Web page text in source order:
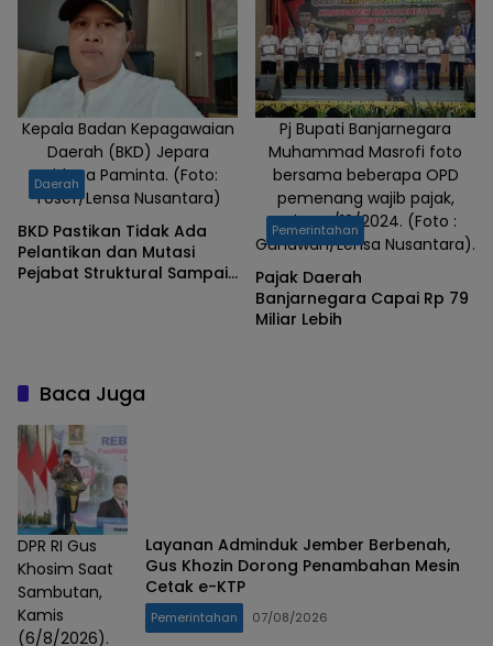
Kepala Badan Kepagawaian
Daerah (BKD) Jepara
Sridana Paminta. (Foto:
Yosef/Lensa Nusantara)
Daerah
BKD Pastikan Tidak Ada
Pelantikan dan Mutasi
Pejabat Struktural Sampai
Pj Bupati Banjarnegara
Muhammad Masrofi foto
bersama beberapa OPD
pemenang wajib pajak,
Rabu, 4/12/2024. (Foto :
Gunawan/Lensa Nusantara).
Pemerintahan
Pajak Daerah
Banjarnegara Capai Rp 79
Miliar Lebih
Baca Juga
DPR RI Gus
Khosim Saat
Sambutan,
Kamis
(6/8/2026).
Layanan Adminduk Jember Berbenah,
Gus Khozin Dorong Penambahan Mesin
Cetak e-KTP
Pemerintahan 07/08/2026